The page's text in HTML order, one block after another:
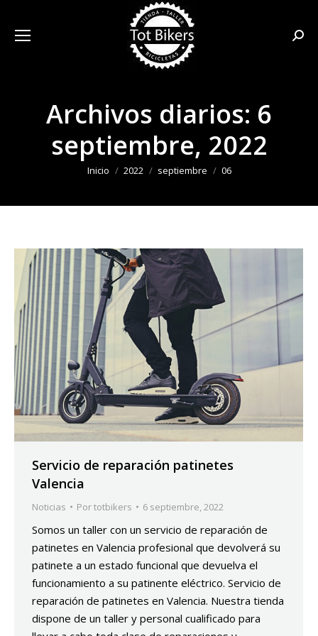
Archivos diarios: 6
septiembre, 2022
Estás aquí:
Inicio 2022 septiembre 06
Servicio de reparación patinetes
Valencia
Noticias Portotbikers 6 septiembre, 2022
Somos un taller con un servicio de reparación de
patinetes en Valencia profesional que devolverá su
patinete a un estado funcional que devuelva el
funcionamiento a su patinente eléctrico. Servicio de
reparación de patinetes en Valencia. Nuestra tienda
dispone de un taller y personal cualificado para